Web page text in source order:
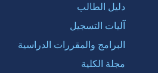
دليل الطالب
آليات التسجيل
البرامج والمقررات الدراسية
مجلة الكلية